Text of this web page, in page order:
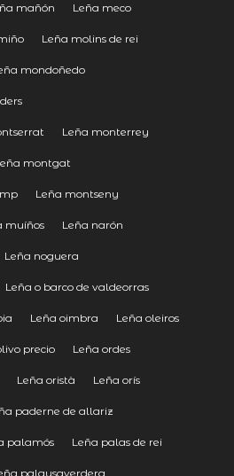
mañón Leña meco
Leña molins de rei
mondoñedo
Leña monterrey
montgat
Leña montseny
muíños Leña narón
Leña noguera
Leña o barco de valdeorras
Leña oimbra Leña oleiros
precio Leña ordes
Leña oristà Leña orís
paderne de allariz
palamós Leña palas de rei
palausaverdera